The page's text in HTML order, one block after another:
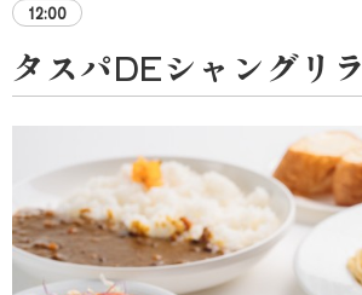
12:00
タスパDEシャングリラ